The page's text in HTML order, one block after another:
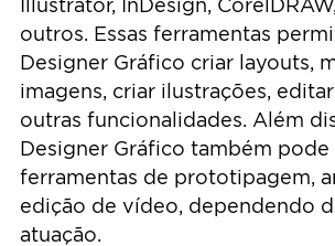
Illustrator, InDesign,
outros. Essas ferramentas
Designer Gráfico criar layouts,
imagens, criar ilustrações,
outras funcionalidades. Além
Designer Gráfico também
ferramentas de prototipagem,
edição de vídeo, dependendo
atuação.